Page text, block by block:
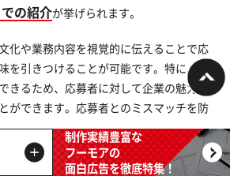
制作実績豊富な
フーモアの
面白広告を徹底特集！
の紹介が挙げられます。
化や業務内容を視覚的に伝えることで応
を引きつけることが可能です。特に、複
きるため、応募者に対して企業の魅力を
ができます。応募者とのミスマッチを防